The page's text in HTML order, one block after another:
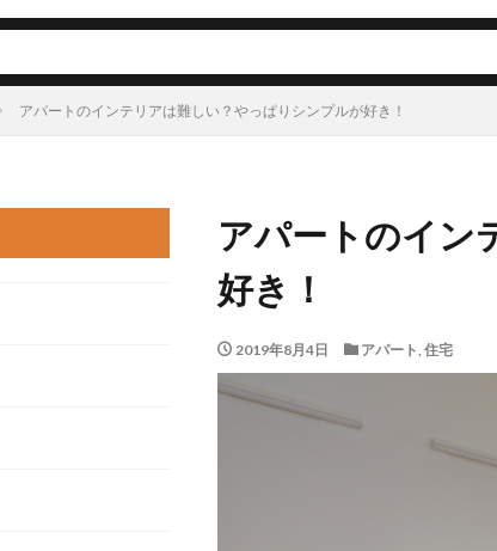
アパートのインテリアは難しい？やっぱりシンプルが好き！
アパートのイン
好き！
2019年8月4日 アパート, 住宅